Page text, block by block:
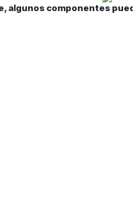
algunos componentes